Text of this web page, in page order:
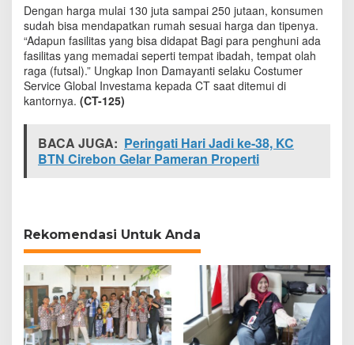
a
n
g
B
e
b
a
s
a
n
j
Dengan harga mulai 130 juta sampai 250 jutaan, konsumen
sudah bisa mendapatkan rumah sesuai harga dan tipenya.
“Adapun fasilitas yang bisa didapat Bagi para penghuni ada
fasilitas yang memadai seperti tempat ibadah, tempat olah
raga (futsal).” Ungkap Inon Damayanti selaku Costumer
Service Global Investama kepada CT saat ditemui di
kantornya. (CT-125)
BACA JUGA: Peringati Hari Jadi ke-38, KC
BTN Cirebon Gelar Pameran Properti
Rekomendasi Untuk Anda